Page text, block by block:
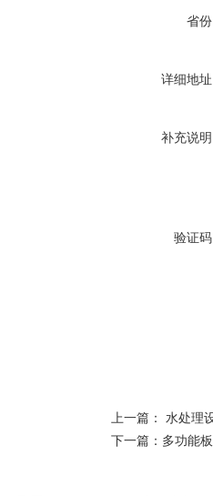
省
详细地
补充说
验证
上一篇： 水处理
下一篇： 多功能